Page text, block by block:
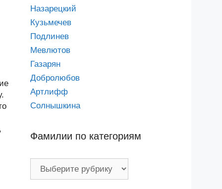
Назарецкий
Кузьмечев
Подлинев
Мевлютов
Газарян
Добролюбов
Артлифф
Солнышкина
Фамилии по категориям